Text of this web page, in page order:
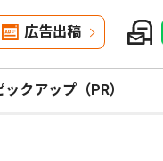
広告出稿
ックアップ（PR）